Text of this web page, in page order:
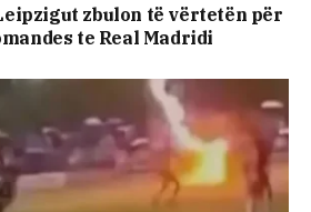
zbulon të vërtetën për
te Real Madridi